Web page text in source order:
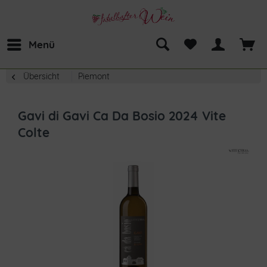
Menü
Übersicht Piemont
Gavi di Gavi Ca Da Bosio 2024 Vite
Colte